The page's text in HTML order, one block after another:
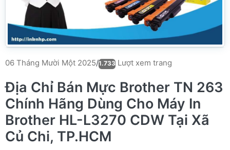
06 Tháng Mười Một 2025/1.733 Lượt xem trang
Địa Chỉ Bán Mực Brother TN 263
Chính Hãng Dùng Cho Máy In
Brother HL-L3270 CDW Tại Xã
Củ Chi, TP.HCM